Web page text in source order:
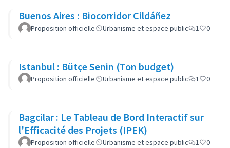
Buenos Aires : Biocorridor Cildáñez
Proposition officielle Urbanisme et espace public 1 0
Istanbul : Bütçe Senin (Ton budget)
Proposition officielle Urbanisme et espace public 1 0
Bagcilar : Le Tableau de Bord Interactif sur
l'Efficacité des Projets (IPEK)
Proposition officielle Urbanisme et espace public 1 0